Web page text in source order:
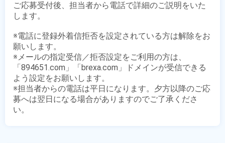
ご応募受付後、担当者から電話で詳細のご説明をいた
します。
※電話に登録外着信拒否を設定されている方は解除をお
願いします。
※メールの指定受信／拒否設定をご利用の方は、
「894651.com」「brexa.com」ドメインが受信できる
よう設定をお願いします。
※担当者からの電話は平日になります。夕方以降のご応
募へは翌日になる場合がありますのでご了承くださ